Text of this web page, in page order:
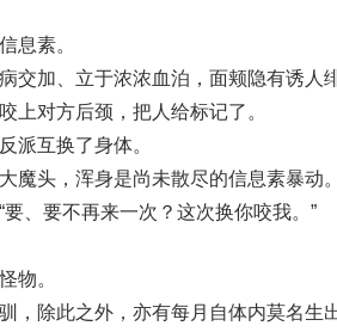
息素。
交加、立于浓浓血泊，面颊隐有诱人
上对方后颈，把人给标记了。
派互换了身体。
魔头，浑身是尚未散尽的信息素暴动
、要不再来一次？这次换你咬我。”
物。
，除此之外，亦有每月自体内莫名生